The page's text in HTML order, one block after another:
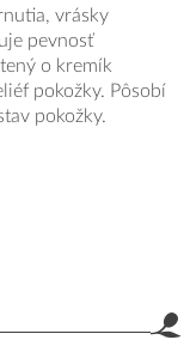
vrásky
pevnosť
o kremík
pokožky. Pôsobí
pokožky.